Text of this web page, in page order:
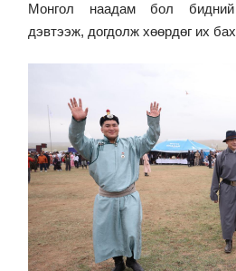
Монгол наадам бол бидний
дэвтээж, догдолж хөөрдөг их